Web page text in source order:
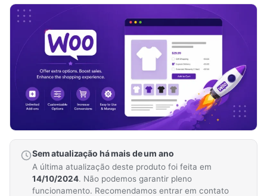
Sem atualização há mais de um ano
A última atualização deste produto foi feita em
14/10/2024. Não podemos garantir pleno
funcionamento. Recomendamos entrar em contato